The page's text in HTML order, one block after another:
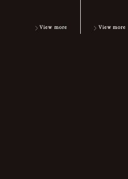
View more View more